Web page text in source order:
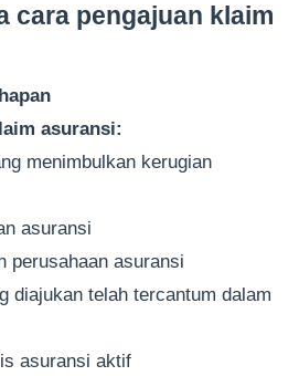
cara pengajuan klaim
asuransi:
menimbulkan kerugian
asuransi
perusahaan asuransi
diajukan telah tercantum dalam
asuransi aktif